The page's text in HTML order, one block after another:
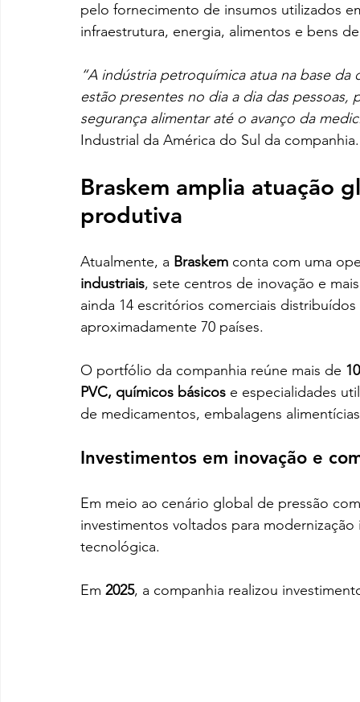
pelo fornecimento de insumos utilizados
infraestrutura, energia, alimentos e bens
“A indústria petroquímica atua na base
estão presentes no dia a dia das
segurança alimentar até o avanço da
Industrial da América do Sul da companhia.
Braskem amplia atuação
produtiva
Atualmente, a Braskem conta com uma
industriais, sete centros de inovação e
ainda 14 escritórios comerciais
aproximadamente 70 países.
O portfólio da companhia reúne mais de
PVC, químicos básicos e especialidades
de medicamentos, embalagens
Investimentos em inovação e
Em meio ao cenário global de pressão
investimentos voltados para
tecnológica.
Em 2025, a companhia realizou